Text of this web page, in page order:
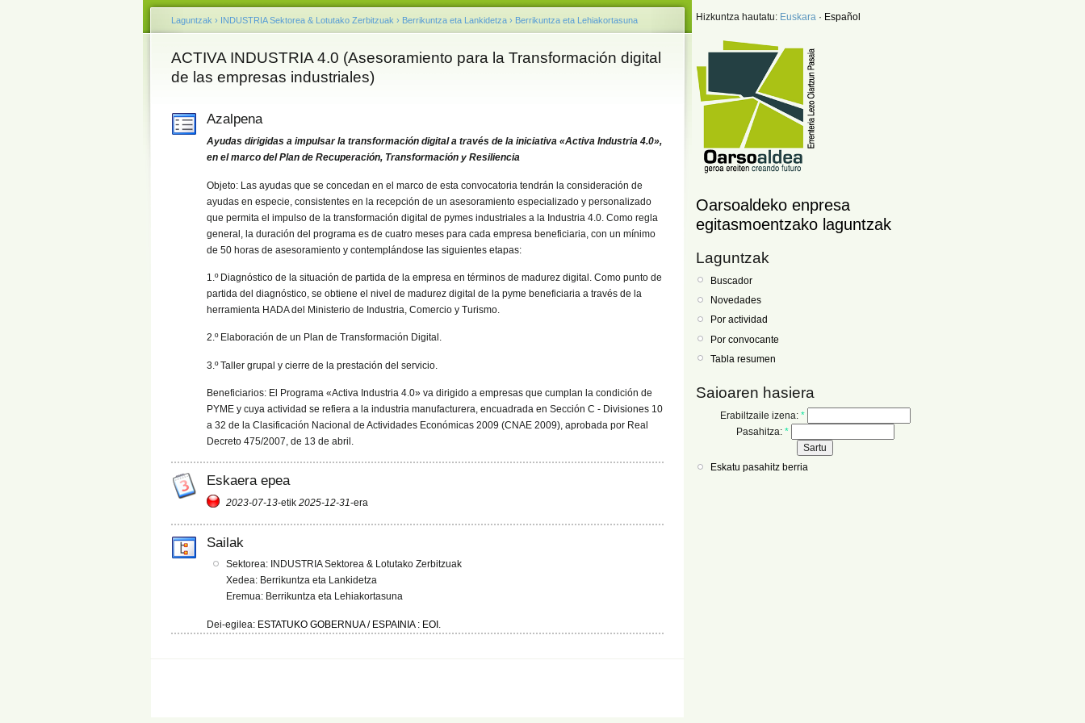
Laguntzak › INDUSTRIA Sektorea & Lotutako Zerbitzuak › Berrikuntza eta Lankidetza › Berrikuntza eta Lehiakortasuna
ACTIVA INDUSTRIA 4.0 (Asesoramiento para la Transformación digital
de las empresas industriales)
Azalpena
Ayudas dirigidas a impulsar la transformación digital a través de la iniciativa «Activa Industria 4.0»,
en el marco del Plan de Recuperación, Transformación y Resiliencia
Objeto: Las ayudas que se concedan en el marco de esta convocatoria tendrán la consideración de
ayudas en especie, consistentes en la recepción de un asesoramiento especializado y personalizado
que permita el impulso de la transformación digital de pymes industriales a la Industria 4.0. Como regla
general, la duración del programa es de cuatro meses para cada empresa beneficiaria, con un mínimo
de 50 horas de asesoramiento y contemplándose las siguientes etapas:
1.º Diagnóstico de la situación de partida de la empresa en términos de madurez digital. Como punto de
partida del diagnóstico, se obtiene el nivel de madurez digital de la pyme beneficiaria a través de la
herramienta HADA del Ministerio de Industria, Comercio y Turismo.
2.º Elaboración de un Plan de Transformación Digital.
3.º Taller grupal y cierre de la prestación del servicio.
Beneficiarios: El Programa «Activa Industria 4.0» va dirigido a empresas que cumplan la condición de
PYME y cuya actividad se refiera a la industria manufacturera, encuadrada en Sección C - Divisiones 10
a 32 de la Clasificación Nacional de Actividades Económicas 2009 (CNAE 2009), aprobada por Real
Decreto 475/2007, de 13 de abril.
Eskaera epea
2023-07-13-etik 2025-12-31-era
Sailak
Sektorea: INDUSTRIA Sektorea & Lotutako Zerbitzuak
Xedea: Berrikuntza eta Lankidetza
Eremua: Berrikuntza eta Lehiakortasuna
Dei-egilea: ESTATUKO GOBERNUA / ESPAINIA: EOI
Hizkuntza hautatu: Euskara · Español
Oarsoaldeko enpresa
egitasmoentzako laguntzak
Laguntzak
Buscador
Novedades
Por actividad
Por convocante
Tabla resumen
Saioaren hasiera
Erabiltzaile izena: *
Pasahitza: *
Eskatu pasahitz berria